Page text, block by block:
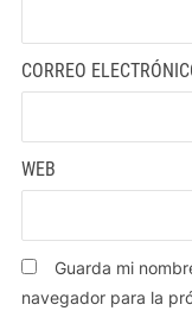
CORREO
WEB
Guarda mi
navegador para la